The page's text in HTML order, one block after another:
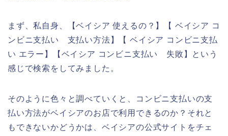
まず、私自身、【ベイシア 使えるの？】【 ベイシア コ
ンビニ支払い 支払い方法】【 ベイシア コンビニ支払
い エラー】【ベイシア コンビニ支払い 失敗】という
感じで検索をしてみました。
そのように色々と調べていくと、コンビニ支払いの支
払い方法がベイシアのお店で利用できるのか？それと
もできないかどうかは、ベイシアの公式サイトをチェ